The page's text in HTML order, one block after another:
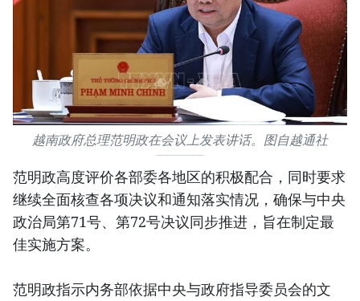
越南政府总理范明政在会议上发表讲话。图自越通社
范明政高度评价各部委各地区的积极配合，同时要求
继续全面核查各项决议和通知落实情况，确保与中央
政治局第71号、第72号决议同步推进，旨在制定最
佳实施方案。
范明政指示内务部依据中央与政府指导委员会的文